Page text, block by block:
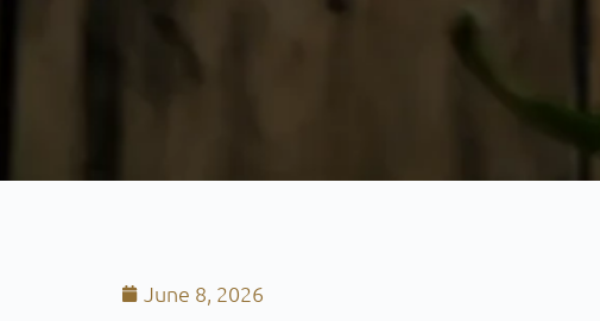
June 8, 2026